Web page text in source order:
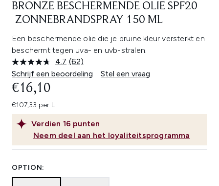
BRONZE BESCHERMENDE OLIE SPF20
ZONNEBRANDSPRAY 150 ML
Een beschermende olie die je bruine kleur versterkt en
beschermt tegen uva- en uvb-stralen.
4.7 Lees
62
beoordelingen.
(62)
Schrijf een beoordeling
Stel een vraag
Verdien 16 punten
Neem deel aan het loyaliteitsprogramma
€16,10
€107,33 per L
OPTION: